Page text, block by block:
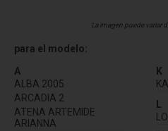
La imagen puede variar
para el modelo:
A
ALBA 2005
ARCADIA 2
ATENA ARTEMIDE
ARIANNA
K
L